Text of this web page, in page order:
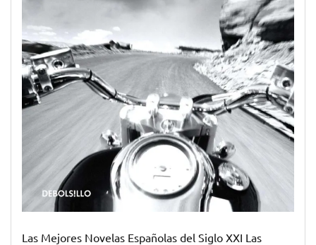
Las Mejores Novelas Españolas del Siglo XXI Las